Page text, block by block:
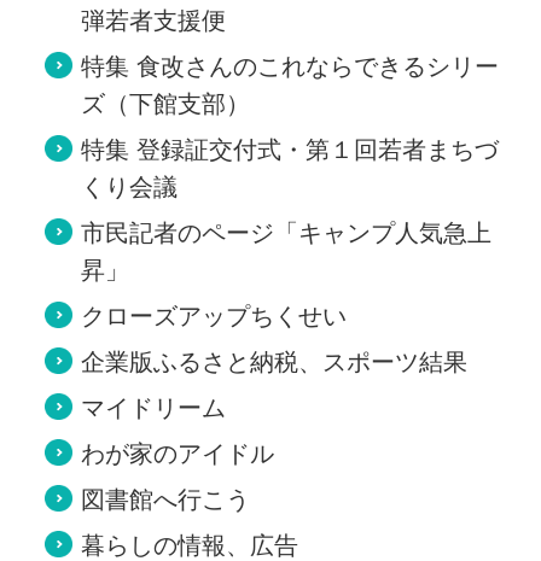
弾若者支援便
特集 食改さんのこれならできるシリー
ズ（下館支部）
特集 登録証交付式・第１回若者まちづ
くり会議
市民記者のページ「キャンプ人気急上
昇」
クローズアップちくせい
企業版ふるさと納税、スポーツ結果
マイドリーム
わが家のアイドル
図書館へ行こう
暮らしの情報、広告